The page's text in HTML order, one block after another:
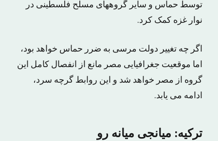
توسط حماس و سایر گروههای مسلح فلسطینی در
نوار غزه کمک کرد.
اگر چه تغییر دولت مرسى به ضرر حماس خواهد بود،
اما موقعیت جغرافیایى مصر مانع از انفصال کامل این
گروه از مصر خواهد شد و این روابط گرچه سرد،
ادامه مى یابد.
ترکیه: میانجى میانه رو